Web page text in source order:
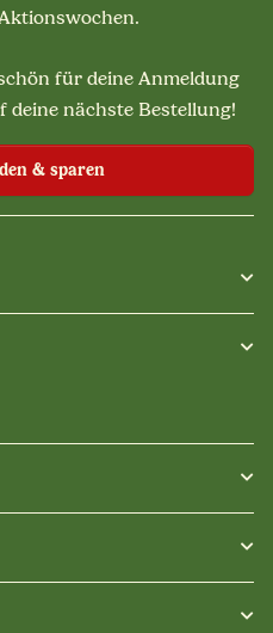
für deine Anmeldung
deine nächste Bestellung!
& sparen